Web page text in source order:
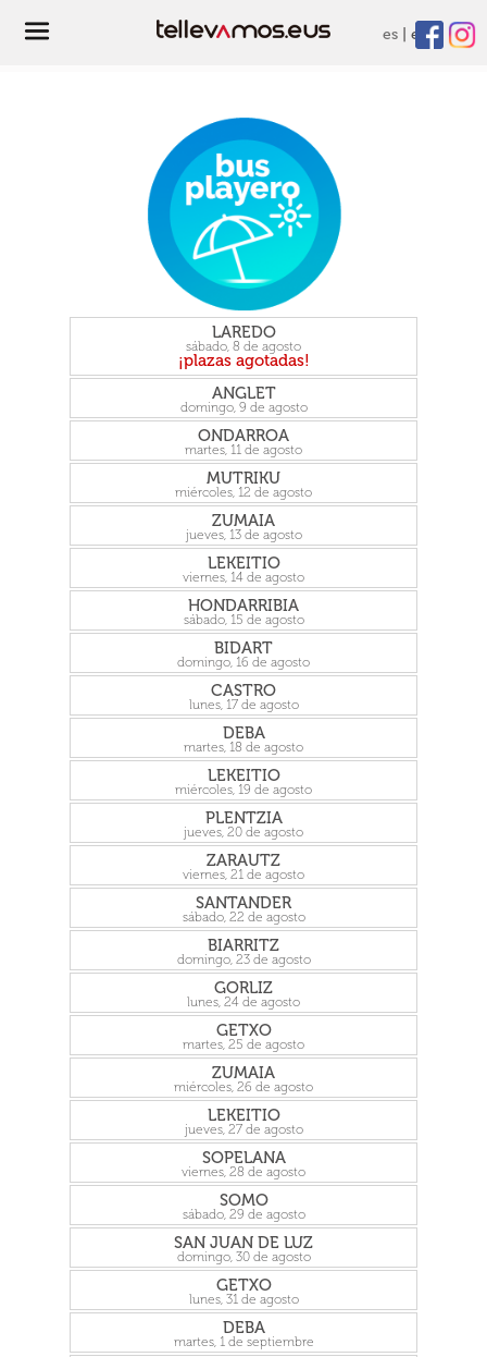
es eu
LAREDO
sábado, 8 de agosto
ANGLET
domingo, 9 de agosto
ONDARROA
martes, 11 de agosto
MUTRIKU
miércoles, 12 de agosto
ZUMAIA
jueves, 13 de agosto
LEKEITIO
viernes, 14 de agosto
HONDARRIBIA
sábado, 15 de agosto
BIDART
domingo, 16 de agosto
CASTRO
lunes, 17 de agosto
DEBA
martes, 18 de agosto
LEKEITIO
miércoles, 19 de agosto
PLENTZIA
jueves, 20 de agosto
ZARAUTZ
viernes, 21 de agosto
SANTANDER
sábado, 22 de agosto
BIARRITZ
domingo, 23 de agosto
GORLIZ
lunes, 24 de agosto
GETXO
martes, 25 de agosto
ZUMAIA
miércoles, 26 de agosto
LEKEITIO
jueves, 27 de agosto
SOPELANA
viernes, 28 de agosto
SOMO
sábado, 29 de agosto
SAN JUAN DE LUZ
domingo, 30 de agosto
GETXO
lunes, 31 de agosto
DEBA
martes, 1 de septiembre